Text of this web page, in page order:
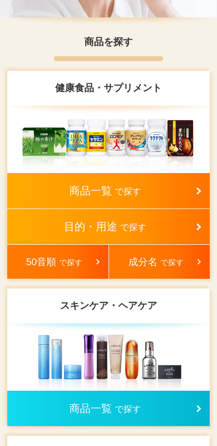
商品を探す
健康食品・サプリメント
商品一覧 で探す
目的・用途 で探す
50音順 で探す 成分名 で探す
スキンケア・ヘアケア
商品一覧 で探す